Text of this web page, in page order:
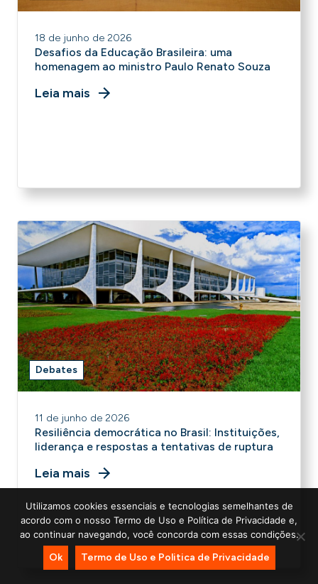
18 de junho de 2026
Desafios da Educação Brasileira: uma
homenagem ao ministro Paulo Renato Souza
Leia mais
Debates
11 de junho de 2026
Resiliência democrática no Brasil: Instituições,
liderança e respostas a tentativas de ruptura
Leia mais
Utilizamos cookies essenciais e tecnologias semelhantes de
acordo com o nosso Termo de Uso e Política de Privacidade e,
ao continuar navegando, você concorda com essas condições.
Ok Termo de Uso e Politica de Privacidade